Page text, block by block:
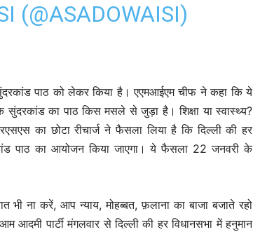
(@ASADOWAISI)
पाठ को लेकर किया है। एएमआईएम चीफ ने कहा कि ये
का पाठ किस मसले से जुड़ा है। शिक्षा या स्वास्थ्य?
का छोटा रीचार्ज ने फैसला लिया है कि दिल्ली की हर
पाठ का आयोजन किया जाएगा। ये फैसला 22 जनवरी के
ना करें, आप न्याय, मोहब्बत, फ़लाना का बाजा बजाते रहो
पार्टी मंगलवार से दिल्ली की हर विधानसभा में हनुमान